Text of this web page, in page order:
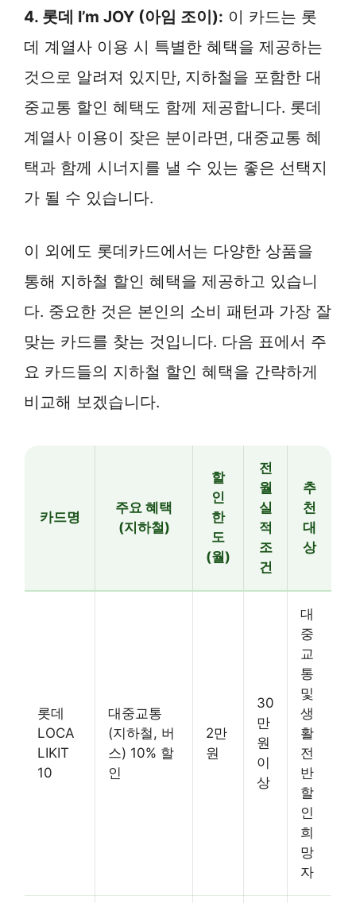
4. 롯데 I’m JOY (아임 조이): 이 카드는 롯
데 계열사 이용 시 특별한 혜택을 제공하는
것으로 알려져 있지만, 지하철을 포함한 대
중교통 할인 혜택도 함께 제공합니다. 롯데
계열사 이용이 잦은 분이라면, 대중교통 혜
택과 함께 시너지를 낼 수 있는 좋은 선택지
가 될 수 있습니다.
이 외에도 롯데카드에서는 다양한 상품을
통해 지하철 할인 혜택을 제공하고 있습니
다. 중요한 것은 본인의 소비 패턴과 가장 잘
맞는 카드를 찾는 것입니다. 다음 표에서 주
요 카드들의 지하철 할인 혜택을 간략하게
비교해 보겠습니다.
카드명
주요 혜택
(지하철)
할
인
한
도
(월)
전
월
실
적
조
건
추
천
대
상
롯데
LOCA
LIKIT
10
대중교통
(지하철, 버
스) 10% 할
인
2만
원
30
만
원
이
상
대
중
교
통
및
생
활
전
반
할
인
희
망
자